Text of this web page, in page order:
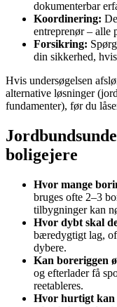
dokumenterbar
Koordinering:
entreprenør – alle
Forsikring:
din sikkerhed,
Hvis undersøgelsen
alternative løsninger
fundamenter), før du
boligejere
Hvor mange
bruges ofte 2–3
tilbygninger kan
Hvor dybt skal
bæredygtigt lag,
dybere.
Kan boreriggen
og efterlader få
reetableres.
Hvor hurtigt kan